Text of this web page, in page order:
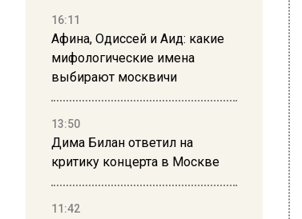
16:11
Афина, Одиссей и Аид: какие
мифологические имена
выбирают москвичи
13:50
Дима Билан ответил на
критику концерта в Москве
11:42